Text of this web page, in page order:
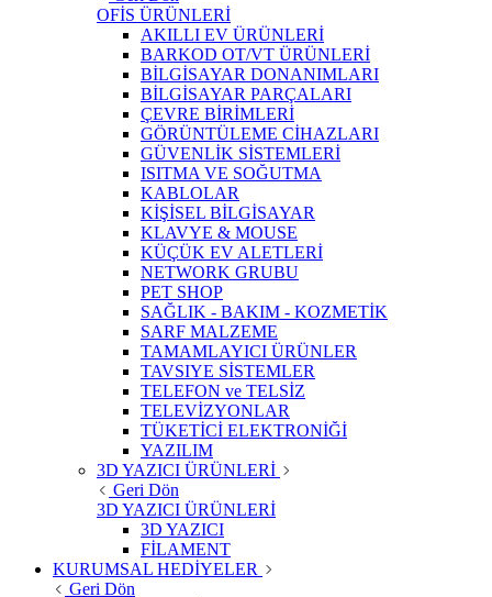
OFİS ÜRÜNLERİ
AKILLI EV ÜRÜNLERİ
BARKOD OT/VT ÜRÜNLERİ
BİLGİSAYAR DONANIMLARI
BİLGİSAYAR PARÇALARI
ÇEVRE BİRİMLERİ
GÖRÜNTÜLEME CİHAZLARI
GÜVENLİK SİSTEMLERİ
ISITMA VE SOĞUTMA
KABLOLAR
KİŞİSEL BİLGİSAYAR
KLAVYE & MOUSE
KÜÇÜK EV ALETLERİ
NETWORK GRUBU
PET SHOP
SAĞLIK - BAKIM - KOZMETİK
SARF MALZEME
TAMAMLAYICI ÜRÜNLER
TAVSIYE SİSTEMLER
TELEFON ve TELSİZ
TELEVİZYONLAR
TÜKETİCİ ELEKTRONİĞİ
YAZILIM
3D YAZICI ÜRÜNLERİ
Geri Dön
3D YAZICI ÜRÜNLERİ
3D YAZICI
FİLAMENT
KURUMSAL HEDİYELER
Geri Dön